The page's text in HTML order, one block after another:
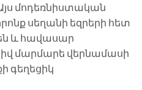
մոդեռնիստական
սեղանի եզրերի հետ
և հավասար
մարմարե վերնամասի
գեղեցիկ